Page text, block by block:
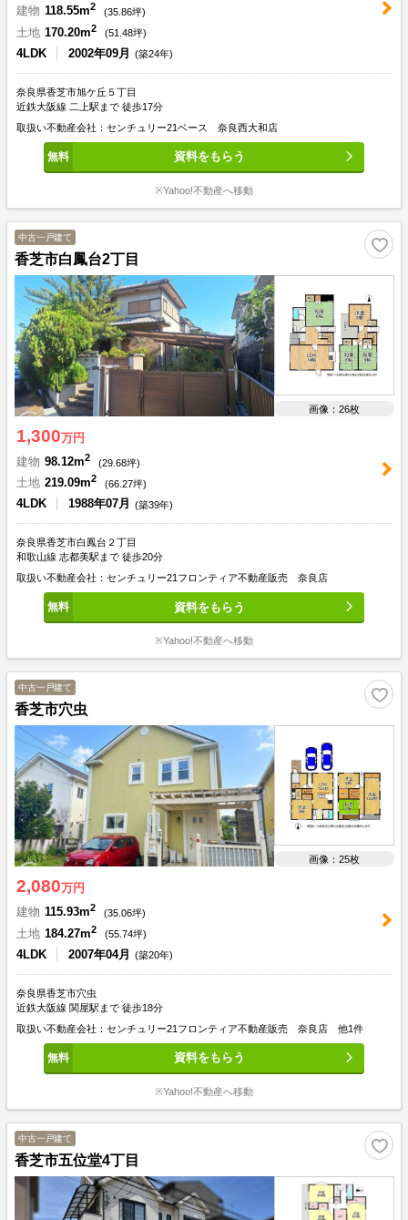
建物 118.55m2 (35.86坪)
土地 170.20m2 (51.48坪)
4LDK 2002年09月 (築24年)
奈良県香芝市旭ケ丘５丁目
近鉄大阪線 二上駅まで 徒歩17分
取扱い不動産会社：センチュリー21ベース 奈良西大和店
資料をもらう
※Yahoo!不動産へ移動
中古一戸建て
香芝市白鳳台2丁目
画像：26枚
1,300万円
建物 98.12m2 (29.68坪)
土地 219.09m2 (66.27坪)
4LDK 1988年07月 (築39年)
奈良県香芝市白鳳台２丁目
和歌山線 志都美駅まで 徒歩20分
取扱い不動産会社：センチュリー21フロンティア不動産販売 奈良店
資料をもらう
※Yahoo!不動産へ移動
中古一戸建て
香芝市穴虫
画像：25枚
2,080万円
建物 115.93m2 (35.06坪)
土地 184.27m2 (55.74坪)
4LDK 2007年04月 (築20年)
奈良県香芝市穴虫
近鉄大阪線 関屋駅まで 徒歩18分
取扱い不動産会社：センチュリー21フロンティア不動産販売 奈良店 他1件
資料をもらう
※Yahoo!不動産へ移動
中古一戸建て
香芝市五位堂4丁目